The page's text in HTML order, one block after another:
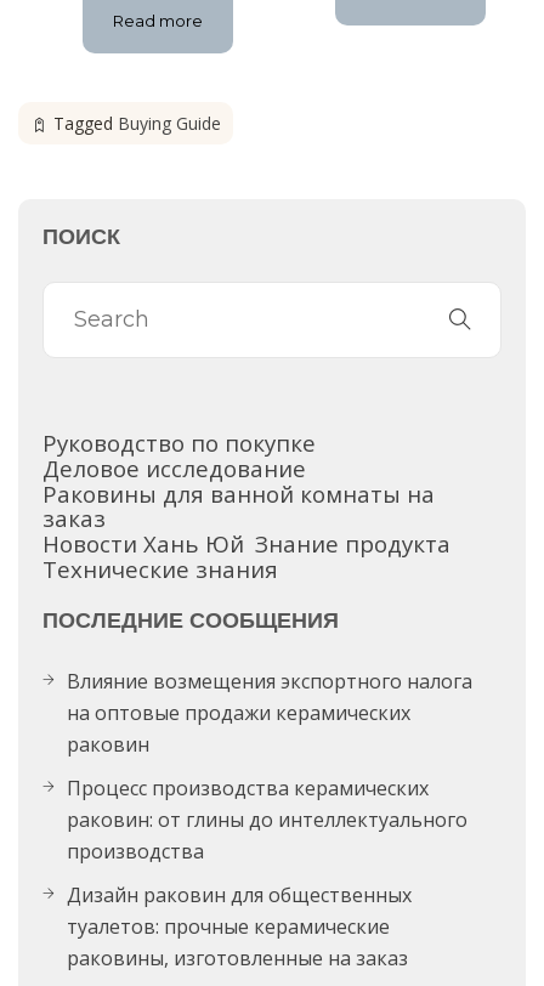
Read more
Tagged Buying Guide
ПОИСК
Руководство по покупке
Деловое исследование
Раковины для ванной комнаты на
заказ
Новости Хань Юй Знание продукта
Технические знания
ПОСЛЕДНИЕ СООБЩЕНИЯ
Влияние возмещения экспортного налога
на оптовые продажи керамических
раковин
Процесс производства керамических
раковин: от глины до интеллектуального
производства
Дизайн раковин для общественных
туалетов: прочные керамические
раковины, изготовленные на заказ